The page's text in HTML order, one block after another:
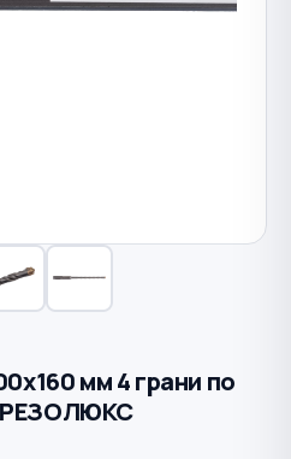
мм 4 грани по
РЕЗОЛЮКС